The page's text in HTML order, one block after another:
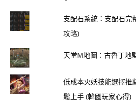
支配石系統：支配石完
攻略)
天堂M地圖：古魯丁地
低成本火妖技能選擇推
鬆上手 (韓國玩家心得)